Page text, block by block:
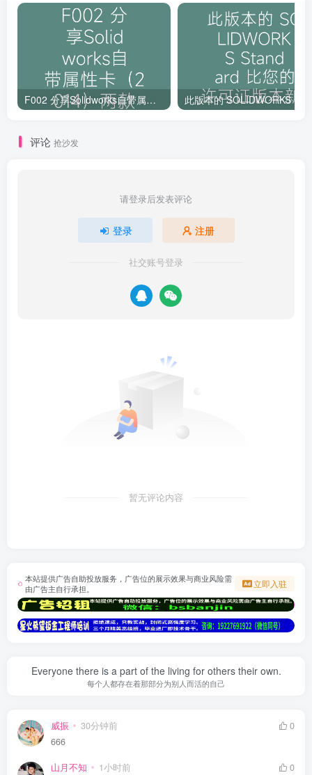
F002 分享Solidworks自带属性卡（2014）两款模版
评论 抢沙发
请登录后发表评论
登录 注册
社交账号登录
暂无评论内容
本站提供广告自助投放服务，广告位的展示效果与商业风险需
由广告主自行承担。
立即入驻
Everyone there is a part of the living for others their own.
每个人都存在着那部分为别人而活的自己
威振 30分钟前
0
666
山月不知 1小时前
0